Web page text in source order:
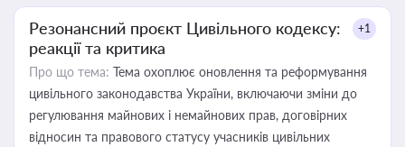
Резонансний проєкт Цивільного кодексу:
реакції та критика
+1
Про що тема: Тема охоплює оновлення та реформування
цивільного законодавства України, включаючи зміни до
регулювання майнових і немайнових прав, договірних
відносин та правового статусу учасників цивільних